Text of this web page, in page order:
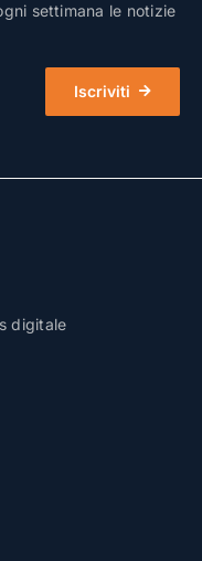
settimana le notizie
Iscriviti
digitale